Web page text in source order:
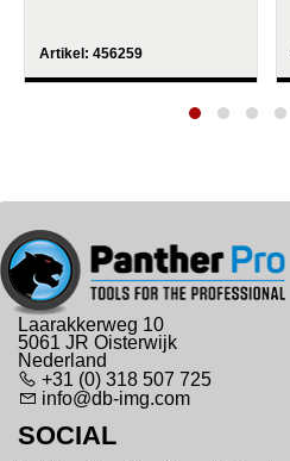
Artikel: 456259
Laarakkerweg 10
5061 JR Oisterwijk
Nederland
+31 (0) 318 507 725
info@db-img.com
SOCIAL